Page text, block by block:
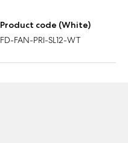
Product code (White)
FD-FAN-PRI-SL12-WT